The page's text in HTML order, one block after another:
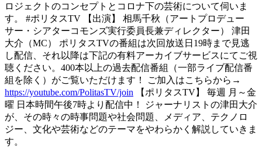
ロジェクトのコンセプトとコロナ下の芸術について伺いま
す。 #ポリタスTV 【出演】 相馬千秋（アートプロデュー
サー・シアターコモンズ実行委員長兼ディレクター） 津田
大介（MC） ポリタスTVの番組は次回放送日19時まで見逃
し配信、それ以降は下記の有料アーカイブサービスにてご視
聴ください。400本以上の過去配信番組（一部ライブ配信番
組を除く）がご覧いただけます！ ご加入はこちらから→
https://youtube.com/PolitasTV/join 【ポリタスTV】 毎週 月～金
曜 日本時間午後7時より配信中！ ジャーナリストの津田大介
が、その時々の時事問題や社会問題、メディア、テクノロ
ジー、文化や芸術などのテーマをやわらかく解説していきま
す。